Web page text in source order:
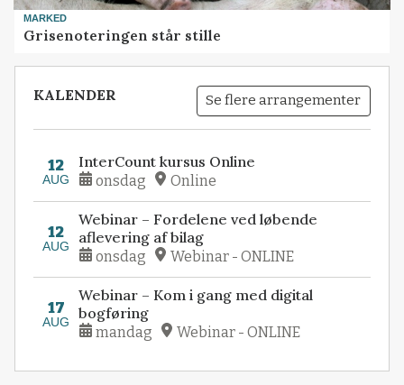
MARKED
Grisenoteringen står stille
KALENDER Se flere arrangementer
12
AUG
InterCount kursus Online
onsdag Online
12
AUG
Webinar – Fordelene ved løbende
aflevering af bilag
onsdag Webinar - ONLINE
17
AUG
Webinar – Kom i gang med digital
bogføring
mandag Webinar - ONLINE